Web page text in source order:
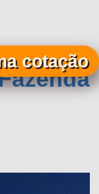
cotação